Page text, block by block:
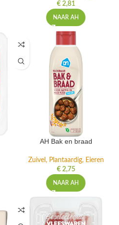
€2,81
NAAR AH
AH Bak en braad
Zuivel, Plantaardig, Eieren
€2,75
NAAR AH